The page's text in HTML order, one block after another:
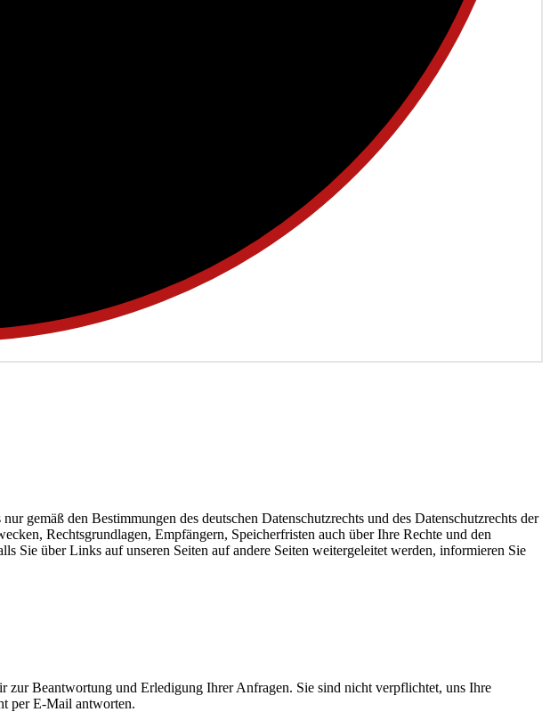
gemäß den Bestimmungen des deutschen Datenschutzrechts und des Datenschutzrechts der
Rechtsgrundlagen, Empfängern, Speicherfristen auch über Ihre Rechte und den
Sie über Links auf unseren Seiten auf andere Seiten weitergeleitet werden, informieren Sie
Beantwortung und Erledigung Ihrer Anfragen. Sie sind nicht verpflichtet, uns Ihre
per E-Mail antworten.